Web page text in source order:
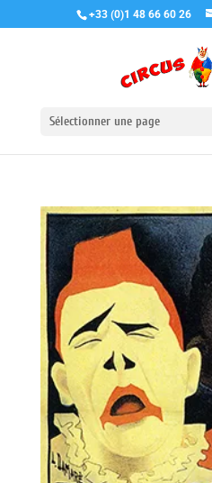
+33 (0)1 48 66 60 26
Sélectionner une page